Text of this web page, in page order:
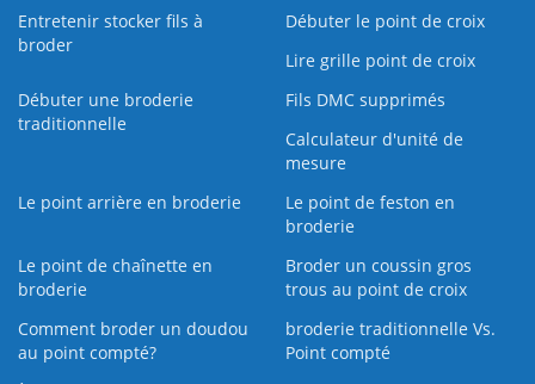
Entretenir stocker fils à
broder
Débuter le point de croix
Lire grille point de croix
Débuter une broderie
traditionnelle
Fils DMC supprimés
Calculateur d'unité de
mesure
Le point arrière en broderie
Le point de feston en
broderie
Le point de chaînette en
broderie
Broder un coussin gros
trous au point de croix
Comment broder un doudou
au point compté?
broderie traditionnelle Vs.
Point compté